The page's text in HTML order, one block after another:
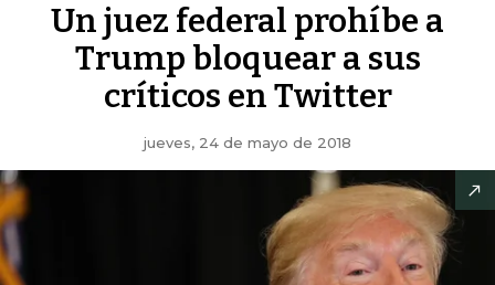
Un juez federal prohíbe a
Trump bloquear a sus
críticos en Twitter
jueves, 24 de mayo de 2018